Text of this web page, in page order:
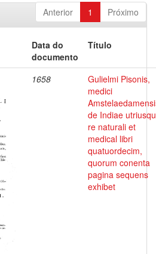
Anterior 1 Próximo
Data do
documento
Título
1658
Gulielmi Pisonis,
medici
de Indiae
re naturali et
medical libri
quatuordecim,
quorum conenta
pagina sequens
exhibet